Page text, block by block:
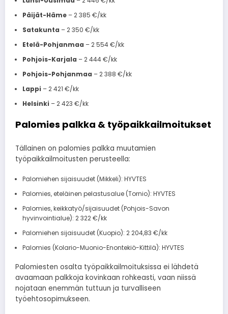
Päijät-Häme– 2 385 €/kk
Satakunta – 2 350 €/kk
Etelä-Pohjanmaa – 2 554 €/kk
Pohjois-Karjala – 2 444 €/kk
Pohjois-Pohjanmaa – 2 388 €/kk
Lappi – 2 421 €/kk
Helsinki – 2 423 €/kk
Palomies palkka & työpaikkailmoitukset
Tällainen on palomies palkka muutamien
työpaikkailmoitusten perusteella:
Palomiehen sijaisuudet (Mikkeli): HYVTES
Palomies, eteläinen pelastusalue (Tornio): HYVTES
Palomies, keikkatyö/sijaisuudet (Pohjois-Savon
hyvinvointialue): 2 322 €/kk
Palomiehen sijaisuudet (Kuopio): 2 204,83 €/kk
Palomies (Kolario-Muonio-Enontekiö-Kittilä): HYVTES
Palomiesten osalta työpaikkailmoituksissa ei lähdetä
avaamaan palkkoja kovinkaan rohkeasti, vaan niissä
nojataan enemmän tuttuun ja turvalliseen
työehtosopimukseen.